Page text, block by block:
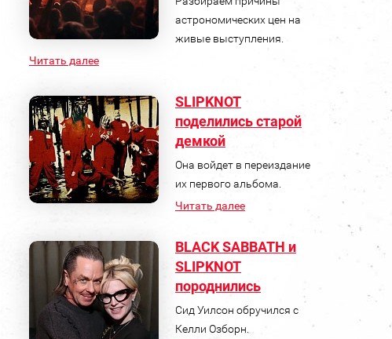
астрономических цен на
живые выступления.
Читать далее
SLIPKNOT
поделились старой
демкой
Она войдет в переиздание
их первого альбома.
Читать далее
BLACK SABBATH и
SLIPKNOT
породнились
Сид Уилсон обручился с
Келли Озборн.